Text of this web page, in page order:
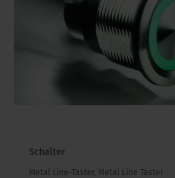
Schalter
Metal Line-Taster, Metal Line Taster